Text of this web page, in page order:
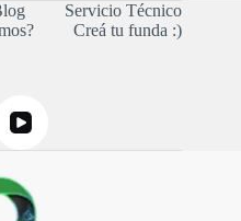
Servicio Técnico
Creá tu funda :)